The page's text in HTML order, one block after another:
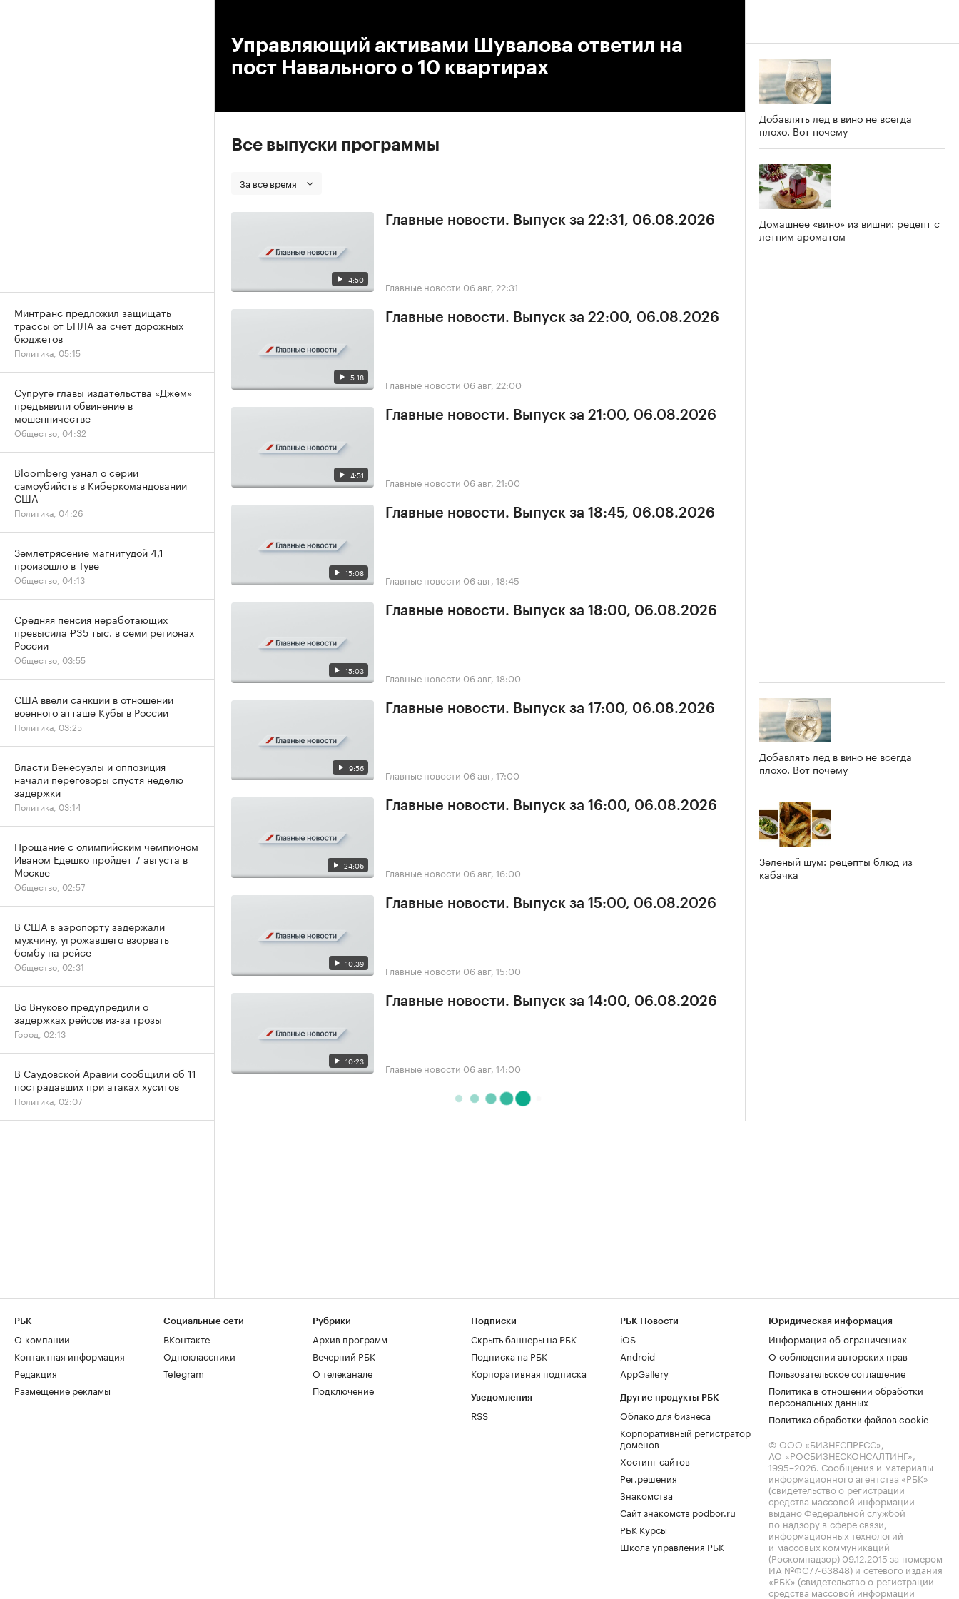
Управляющий активами Шувалова ответил на
пост Навального о 10 квартирах
Все выпуски программы
За все время
4:50
Главные новости. Выпуск за 22:31, 06.08.2026
Главные новости 06 авг, 22:31
5:18
Главные новости. Выпуск за 22:00, 06.08.2026
Главные новости 06 авг, 22:00
4:51
Главные новости. Выпуск за 21:00, 06.08.2026
Главные новости 06 авг, 21:00
15:08
Главные новости. Выпуск за 18:45, 06.08.2026
Главные новости 06 авг, 18:45
15:03
Главные новости. Выпуск за 18:00, 06.08.2026
Главные новости 06 авг, 18:00
9:56
Главные новости. Выпуск за 17:00, 06.08.2026
Главные новости 06 авг, 17:00
24:06
Главные новости. Выпуск за 16:00, 06.08.2026
Главные новости 06 авг, 16:00
10:39
Главные новости. Выпуск за 15:00, 06.08.2026
Главные новости 06 авг, 15:00
10:23
Главные новости. Выпуск за 14:00, 06.08.2026
Главные новости 06 авг, 14:00
Добавлять лед в вино не всегда
плохо. Вот почему
Домашнее «вино» из вишни: рецепт с
летним ароматом
Добавлять лед в вино не всегда
плохо. Вот почему
Зеленый шум: рецепты блюд из
кабачка
Минтранс предложил защищать
трассы от БПЛА за счет дорожных
бюджетов
Политика, 05:15
Супруге главы издательства «Джем»
предъявили обвинение в
мошенничестве
Общество, 04:32
Bloomberg узнал о серии
самоубийств в Киберкомандовании
США
Политика, 04:26
Землетрясение магнитудой 4,1
произошло в Туве
Общество, 04:13
Средняя пенсия неработающих
превысила ₽35 тыс. в семи регионах
России
Общество, 03:55
США ввели санкции в отношении
военного атташе Кубы в России
Политика, 03:25
Власти Венесуэлы и оппозиция
начали переговоры спустя неделю
задержки
Политика, 03:14
Прощание с олимпийским чемпионом
Иваном Едешко пройдет 7 августа в
Москве
Общество, 02:57
В США в аэропорту задержали
мужчину, угрожавшего взорвать
бомбу на рейсе
Общество, 02:31
Во Внуково предупредили о
задержках рейсов из-за грозы
Город, 02:13
В Саудовской Аравии сообщили об 11
пострадавших при атаках хуситов
Политика, 02:07
РБК
О компании
Контактная информация
Редакция
Размещение рекламы
Социальные сети
ВКонтакте
Одноклассники
Telegram
Рубрики
Архив программ
Вечерний РБК
О телеканале
Подключение
Подписки
Скрыть баннеры на РБК
Подписка на РБК
Корпоративная подписка
Уведомления
RSS
РБК Новости
iOS
Android
AppGallery
Другие продукты РБК
Облако для бизнеса
Корпоративный регистратор
доменов
Хостинг сайтов
Рег.решения
Знакомства
Сайт знакомств podbor.ru
РБК Курсы
Школа управления РБК
Юридическая информация
Информация об ограничениях
О соблюдении авторских прав
Пользовательское соглашение
Политика в отношении обработки
персональных данных
Политика обработки файлов cookie
© ООО «БИЗНЕСПРЕСС»,
АО «РОСБИЗНЕСКОНСАЛТИНГ»,
1995–2026. Сообщения и материалы
информационного агентства «РБК»
(свидетельство о регистрации
средства массовой информации
выдано Федеральной службой
по надзору в сфере связи,
информационных технологий
и массовых коммуникаций
(Роскомнадзор) 09.12.2015 за номером
ИА №ФС77-63848) и сетевого издания
«РБК» (свидетельство о регистрации
средства массовой информации